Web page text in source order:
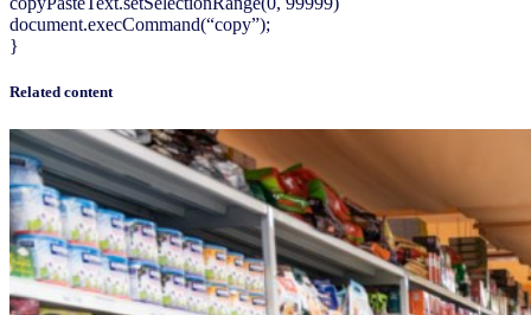
document.execCommand(“copy”);
}
Related content